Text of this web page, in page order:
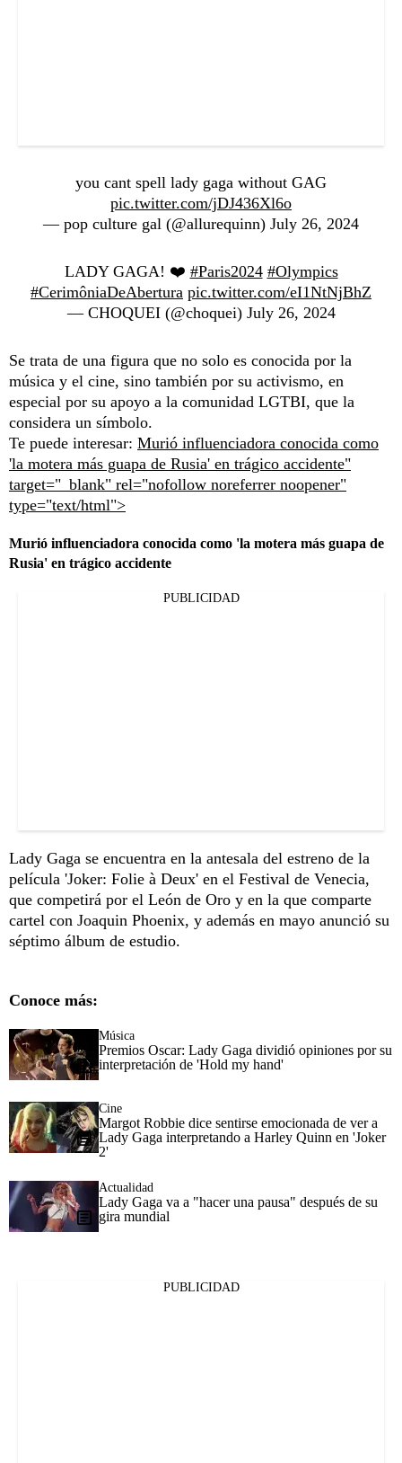
you cant spell lady gaga without GAG
pic.twitter.com/jDJ436Xl6o
— pop culture gal (@allurequinn) July 26, 2024
LADY GAGA! ❤️ #Paris2024 #Olympics
#CerimôniaDeAbertura pic.twitter.com/eI1NtNjBhZ
— CHOQUEI (@choquei) July 26, 2024
Se trata de una figura que no solo es conocida por la
música y el cine, sino también por su activismo, en
especial por su apoyo a la comunidad LGTBI, que la
considera un símbolo.
Te puede interesar: Murió influenciadora conocida como
'la motera más guapa de Rusia' en trágico accidente"
target="_blank" rel="nofollow noreferrer noopener"
type="text/html">
Murió influenciadora conocida como 'la motera más guapa de
Rusia' en trágico accidente
PUBLICIDAD
Lady Gaga se encuentra en la antesala del estreno de la
película 'Joker: Folie à Deux' en el Festival de Venecia,
que competirá por el León de Oro y en la que comparte
cartel con Joaquin Phoenix, y además en mayo anunció su
séptimo álbum de estudio.
Conoce más:
Música
Premios Oscar: Lady Gaga dividió opiniones por su
interpretación de 'Hold my hand'
Cine
Margot Robbie dice sentirse emocionada de ver a
Lady Gaga interpretando a Harley Quinn en 'Joker
2'
Actualidad
Lady Gaga va a "hacer una pausa" después de su
gira mundial
PUBLICIDAD